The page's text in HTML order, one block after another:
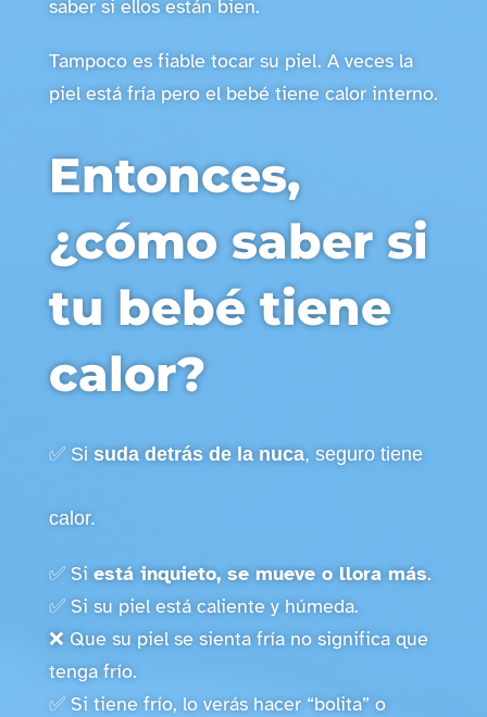
saber si ellos están bien.
Tampoco es fiable tocar su piel. A veces la
piel está fría pero el bebé tiene calor interno.
Entonces,
¿cómo saber si
tu bebé tiene
calor?
✅ Si suda detrás de la nuca, seguro tiene
calor.
✅ Si está inquieto, se mueve o llora más.
✅ Si su piel está caliente y húmeda.
❌ Que su piel se sienta fría no significa que
tenga frío.
✅ Si tiene frío, lo verás hacer “bolita” o